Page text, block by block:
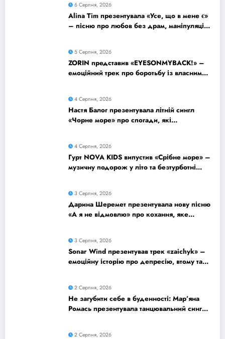
6 Серпня, 2026
Alina Tim презентувала «Усе, що в мене є»
– пісню про любов без драм, маніпуляцій
5 Серпня, 2026
ZORIN представив «EYESONMYBACK!» –
емоційний трек про боротьбу із власними
4 Серпня, 2026
Настя Балог презентувала літній сингл
«Чорне море» про спогади, які
4 Серпня, 2026
Гурт NOVA KIDS випустив «Срібне море» –
музичну подорож у літо та безтурботні
3 Серпня, 2026
Дарина Шеремет презентувала нову пісню
«А я не відмовлю» про кохання, яке
3 Серпня, 2026
Sonar Wind презентував трек «zaichyk» –
емоційну історію про депресію, втому та
2 Серпня, 2026
Не загубити себе в буденності: Мар’яна
Ромась презентувала танцювальний сингл
2 Серпня, 2026